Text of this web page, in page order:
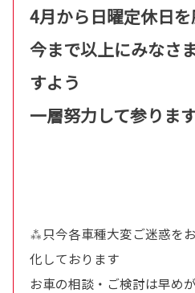
4月から日曜定休日
今まで以上にみなさ
すよう
一層努力して参りま
⁂只今各車種大変ご迷惑を
化しております
お車の相談・ご検討は早め